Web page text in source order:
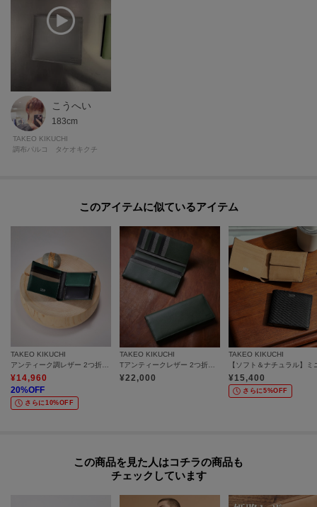
こうへい
183cm
TAKEO KIKUCHI
調布パルコ タケオキクチ
このアイテムに似ているアイテム
TAKEO KIKUCHI
¥14,960
20%OFF
さらに10%OFF
TAKEO KIKUCHI
¥22,000
TAKEO KIKUCHI
¥15,400
さらに5%OFF
この商品を見た人はコチラの商品も
チェックしています